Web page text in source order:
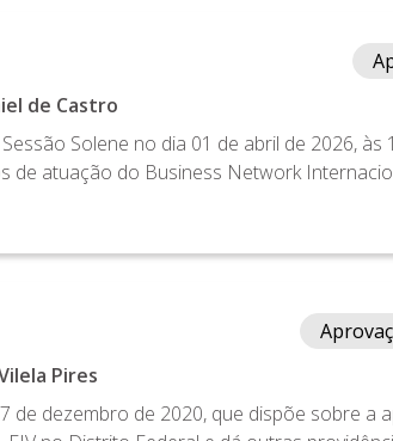
de Castro
Solene no dia 01 de abril de 2026, às
de atuação do Business Network
Pires
de dezembro de 2020, que dispõe sobre a